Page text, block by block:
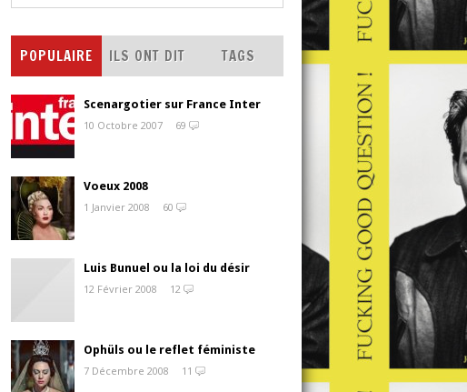
POPULAIRE ILS ONT DIT TAGS
Scenargotier sur France Inter
10 Octobre 2007
69
Voeux 2008
1 Janvier 2008
60
Luis Bunuel ou la loi du désir
12 Février 2008
12
Ophüls ou le reflet féministe
7 Décembre 2008
11